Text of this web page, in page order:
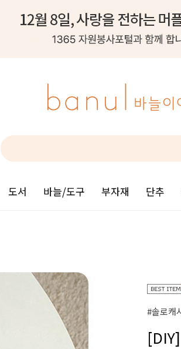
도서 바늘/도구 부자재 단추
#솔로캐